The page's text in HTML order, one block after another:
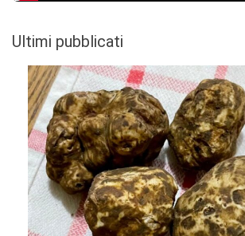
Ultimi pubblicati